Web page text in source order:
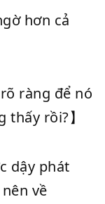
hơn cả
ràng để nó
rồi?】
dậy phát
về